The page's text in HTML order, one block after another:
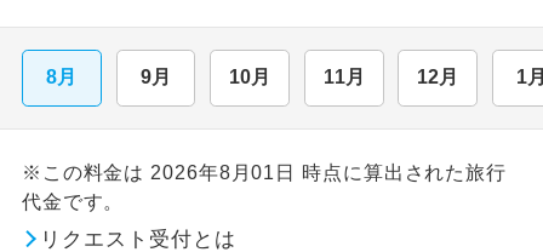
8月 9月 10月 11月 12月 1
※この料金は 2026年8月01日 時点に算出された旅行
代金です。
リクエスト受付とは